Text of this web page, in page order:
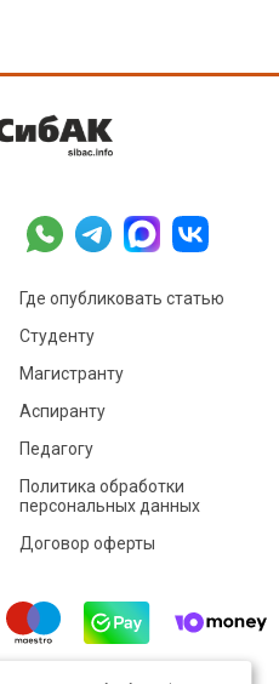
Где опубликовать статью
Студенту
Магистранту
Аспиранту
Педагогу
Политика обработки
персональных данных
Договор оферты